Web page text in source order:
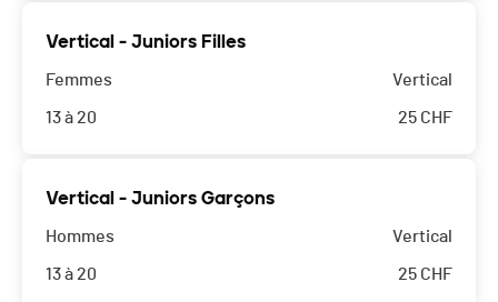
Vertical - Juniors Filles
Femmes
13 à 20
Vertical
25 CHF
Vertical - Juniors Garçons
Hommes
13 à 20
Vertical
25 CHF